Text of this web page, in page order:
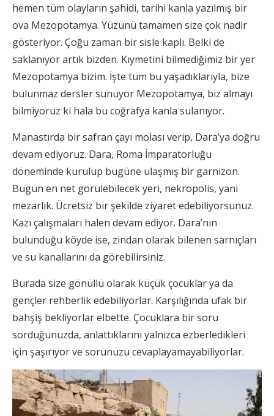
hemen tüm olayların şahidi, tarihi kanla yazılmış bir
ova Mezopotamya. Yüzünü tamamen size çok nadir
gösteriyor. Çoğu zaman bir sisle kaplı. Belki de
saklanıyor artık bizden. Kıymetini bilmediğimiz bir yer
Mezopotamya bizim. İşte tüm bu yaşadıklarıyla, bize
bulunmaz dersler sunuyor Mezopotamya, biz almayı
bilmiyoruz ki hala bu coğrafya kanla sulanıyor.
Manastırda bir safran çayı molası verip, Dara’ya doğru
devam ediyoruz. Dara, Roma İmparatorluğu
döneminde kurulup bugüne ulaşmış bir garnizon.
Bugün en net görülebilecek yeri, nekropolis, yani
mezarlık. Ücretsiz bir şekilde ziyaret edebiliyorsunuz.
Kazı çalışmaları halen devam ediyor. Dara’nın
bulunduğu köyde ise, zindan olarak bilenen sarnıçları
ve su kanallarını da görebilirsiniz.
Burada size gönüllü olarak küçük çocuklar ya da
gençler rehberlik edebiliyorlar. Karşılığında ufak bir
bahşiş bekliyorlar elbette. Çocuklara bir soru
sorduğunuzda, anlattıklarını yalnızca ezberledikleri
için şaşırıyor ve sorunuzu cevaplayamayabiliyorlar.